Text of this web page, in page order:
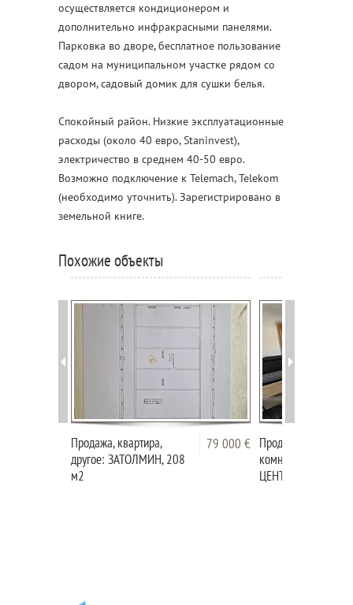
осуществляется кондиционером и
дополнительно инфракрасными панелями.
Парковка во дворе, бесплатное пользование
садом на муниципальном участке рядом со
двором, садовый домик для сушки белья.
Спокойный район. Низкие эксплуатационные
расходы (около 40 евро, Staninvest),
электричество в среднем 40-50 евро.
Возможно подключение к Telemach, Telekom
(необходимо уточнить). Зарегистрировано в
земельной книге.
Похожие объекты
79 000 €
Продажа, квартира,
другое: ЗАТОЛМИН, 208
м2
Продажа,
комнатная:
ЦЕНТР ГОРОДА,